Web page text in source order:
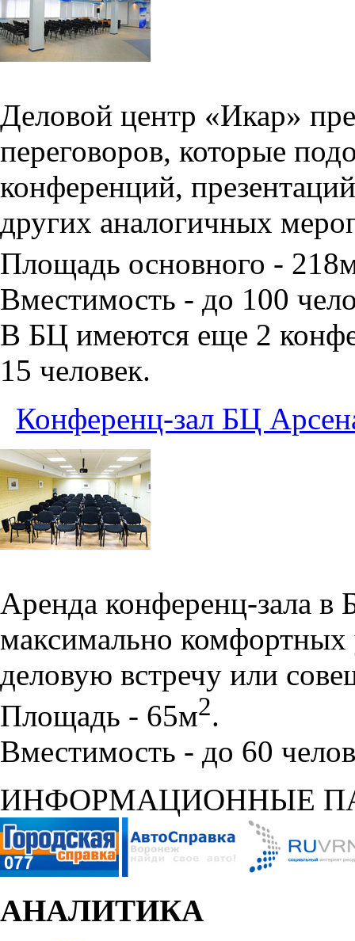
Деловой центр «Икар»
переговоров, которые
конференций,
других аналогичных
Площадь основного -
Вместимость - до 100
В БЦ имеются еще 2
15 человек.
Конференц-зал БЦ
Аренда конференц-зала в
максимально комфортных
деловую встречу или
Площадь - 65м2.
Вместимость - до 60
ИНФОРМАЦИОННЫЕ
АНАЛИТИКА